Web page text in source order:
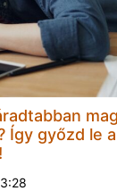
Így győzd le